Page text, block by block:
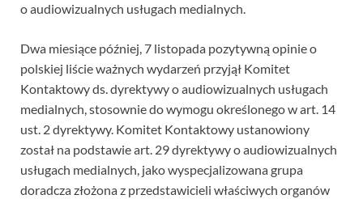
o audiowizualnych usługach medialnych.
Dwa miesiące później, 7 listopada pozytywną opinie o
polskiej liście ważnych wydarzeń przyjął Komitet
Kontaktowy ds. dyrektywy o audiowizualnych usługach
medialnych, stosownie do wymogu określonego w art. 14
ust. 2 dyrektywy. Komitet Kontaktowy ustanowiony
został na podstawie art. 29 dyrektywy o audiowizualnych
usługach medialnych, jako wyspecjalizowana grupa
doradcza złożona z przedstawicieli właściwych organów